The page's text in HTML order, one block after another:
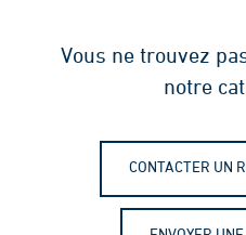
Vous ne trouvez
notre
CONTACTER UN